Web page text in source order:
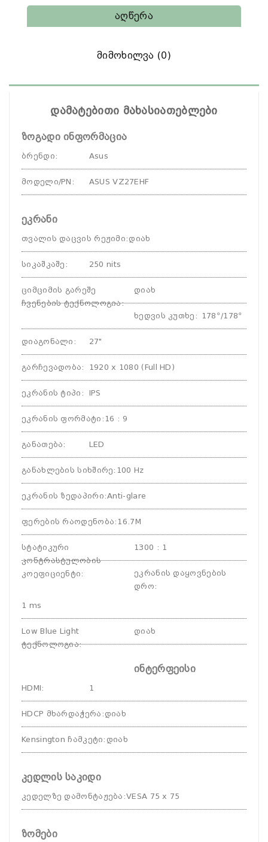
Აღწერა
Მიმოხილვა (0)
დამატებითი მახასიათებლები
ზოგადი ინფორმაცია
ბრენდი: Asus
მოდელი/PN : ASUS VZ27EHF
ეკრანი
თვალის დაცვის რეჟიმი: დიახ
სიკაშკაშე : 250 nits
ციმციმის გარეშე
ჩვენების ტექნოლოგია:
დიახ
ხედვის კუთხე : 178º/178º
დიაგონალი : 27"
გარჩევადობა: 1920 x 1080 (Full HD)
ეკრანის ტიპი : IPS
ეკრანის ფორმატი : 16 : 9
განათება: LED
განახლების სიხშირე: 100 Hz
ეკრანის ზედაპირი:Anti-glare
ფერების რაოდენობა: 16.7M
სტატიკური
კონტრასტულობის
კოეფიციენტი:
1300 : 1
ეკრანის დაყოვნების
დრო:
1 ms
Low Blue Light
ტექნოლოგია:
დიახ
ინტერფეისი
HDMI: 1
HDCP მხარდაჭერა : დიახ
Kensington ჩამკეტი: დიახ
კედლის საკიდი
კედელზე დამონტაჟება :VESA 75 x 75
ზომები